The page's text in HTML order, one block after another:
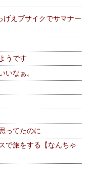
げえブサイクでサマナー
うです
いなぁ。
ってたのに…
で旅をする【なんちゃ